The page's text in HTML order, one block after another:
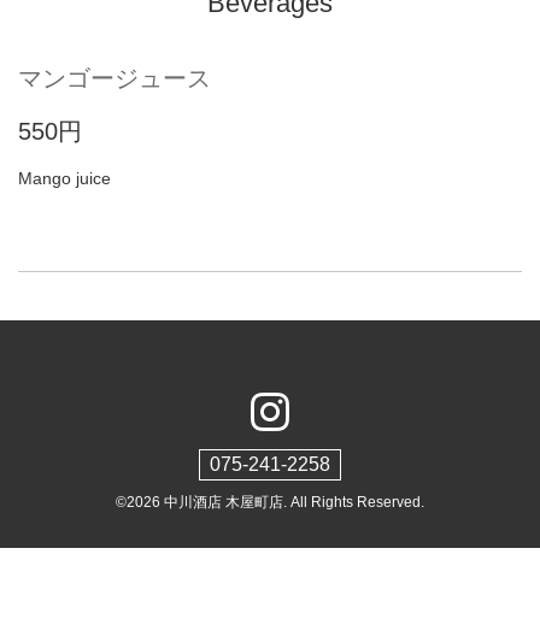
マンゴージュース
550円
Mango juice
075-241-2258
©2026 中川酒店 木屋町店. All Rights Reserved.